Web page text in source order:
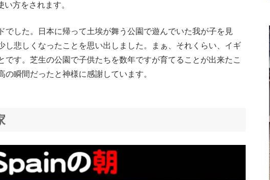
方をされます。
でした。日本に帰って土埃が舞う公園で遊んでいた我が子を見
し悲しくなったことを思い出しました。まぁ、それくらい、イギ
です。芝生の公園で子供たちを数年ですが育てることが出来たこ
瞬間だったと神様に感謝しています。